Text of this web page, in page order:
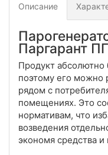
Описание
Паргарант
Продукт абсолютно
поэтому его можно
рядом с
помещениях. Это
нормативам, что
возведения
экономя средства и